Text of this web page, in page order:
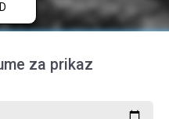
za prikaz